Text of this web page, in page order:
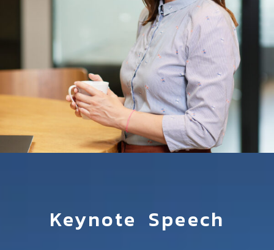
Keynote Speech